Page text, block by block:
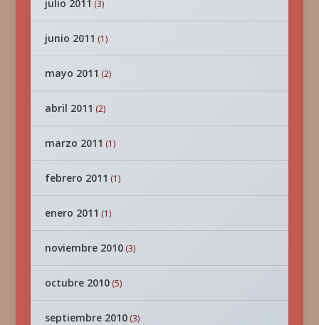
julio 2011 (3)
junio 2011 (1)
mayo 2011 (2)
abril 2011 (2)
marzo 2011 (1)
febrero 2011 (1)
enero 2011 (1)
noviembre 2010(3)
octubre 2010(5)
septiembre 2010(3)